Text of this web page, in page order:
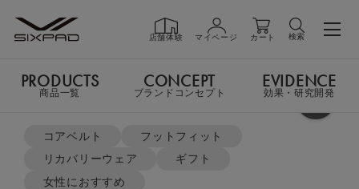
店舗体験 マイページ カート 検索
PRODUCTS商品一覧
GIFT ギフト
よく検索されているキーワード
コアベルト
フットフィット
リカバリーウェア
ギフト
女性におすすめ
PRODUCTS
商品一覧
CONCEPT
ブランドコンセプト
EVIDENCE
効果・研究開発
オーバーサイズTシャツ＆テーパードパンツセット